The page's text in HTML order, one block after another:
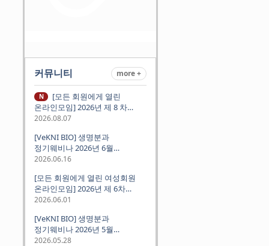
커뮤니티 more +
N
온라인모임] 2026년 제 8 차
정기모임 (8월 12일 수요일 저녁
경험담
2026.08.07
[VeKNI BIO] 생명분과
정기웨비나 2026년 6월
(2026.06.18 Thu 9:00PM)
2026.06.16
[모든 회원에게 열린 여성회원
온라인모임] 2026년 제 6차
정기모임 (6월 10일 수요일 저녁
2026.06.01
[VeKNI BIO] 생명분과
정기웨비나 2026년 5월
(2026.05.28 Thu 9:00PM)
2026.05.28